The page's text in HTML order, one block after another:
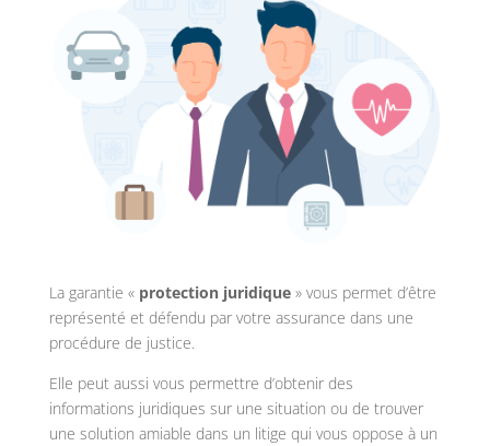
La garantie « protection juridique» vous permet d’être
représenté et défendu par votre assurance dans une
procédure de justice.
Elle peut aussi vous permettre d’obtenir des
informations juridiques sur une situation ou de trouver
une solution amiable dans un litige qui vous oppose à un